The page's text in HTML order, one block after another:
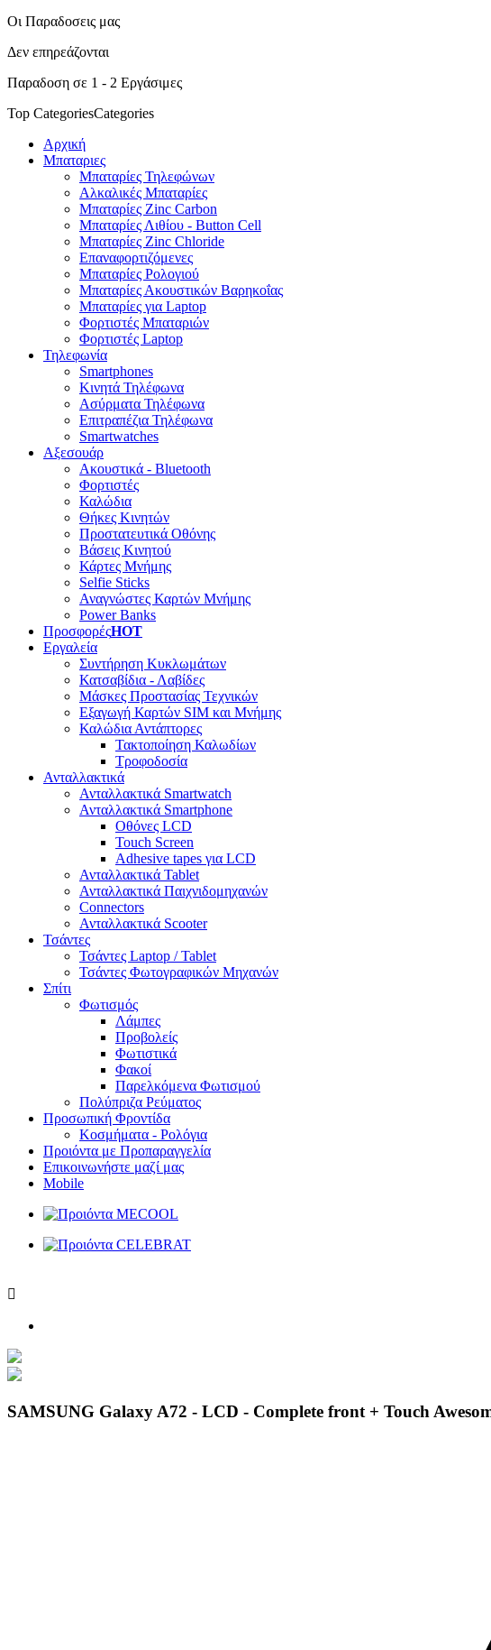
Οι Παραδοσεις μας
Δεν επηρεάζονται
Παραδοση σε 1 - 2 Εργάσιμες
Top CategoriesCategories
Αρχική
Μπαταριες
Μπαταρίες Τηλεφώνων
Αλκαλικές Μπαταρίες
Μπαταρίες Zinc Carbon
Μπαταρίες Λιθίου - Button Cell
Μπαταρίες Zinc Chloride
Επαναφορτιζόμενες
Μπαταρίες Ρολογιού
Μπαταρίες Ακουστικών Βαρηκοΐας
Μπαταρίες για Laptop
Φορτιστές Μπαταριών
Φορτιστές Laptop
Τηλεφωνία
Smartphones
Κινητά Τηλέφωνα
Ασύρματα Τηλέφωνα
Επιτραπέζια Τηλέφωνα
Smartwatches
Αξεσουάρ
Ακουστικά - Bluetooth
Φορτιστές
Καλώδια
Θήκες Κινητών
Προστατευτικά Οθόνης
Βάσεις Κινητού
Κάρτες Μνήμης
Selfie Sticks
Αναγνώστες Καρτών Μνήμης
Power Banks
ΠροσφορέςHOT
Εργαλεία
Συντήρηση Κυκλωμάτων
Κατσαβίδια - Λαβίδες
Μάσκες Προστασίας Τεχνικών
Εξαγωγή Καρτών SIM και Μνήμης
Καλώδια Αντάπτορες
Τακτοποίηση Καλωδίων
Τροφοδοσία
Ανταλλακτικά
Ανταλλακτικά Smartwatch
Ανταλλακτικά Smartphone
Οθόνες LCD
Touch Screen
Adhesive tapes για LCD
Ανταλλακτικά Tablet
Ανταλλακτικά Παιχνιδομηχανών
Connectors
Ανταλλακτικά Scooter
Τσάντες
Τσάντες Laptop / Tablet
Τσάντες Φωτoγραφικών Μηχανών
Σπίτι
Φωτισμός
Λάμπες
Προβολείς
Φωτιστικά
Φακοί
Παρελκόμενα Φωτισμού
Πολύπριζα Ρεύματος
Προσωπική Φροντίδα
Κοσμήματα - Ρολόγια
Προιόντα με Προπαραγγελία
Επικοινωνήστε μαζί μας
Mobile

SAMSUNG Galaxy A72 - LCD - Complete front + Touch